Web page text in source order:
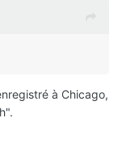
à Chicago,